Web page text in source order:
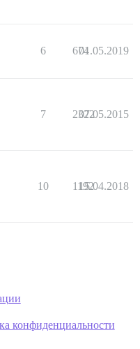
6 674
01.05.2019
7 2322
07.05.2015
10 1192
15.04.2018
конфиденциальности